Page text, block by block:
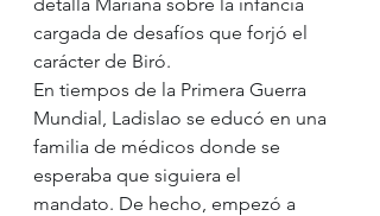
cargada de desafíos que forjó el
carácter de Biró.
En tiempos de la Primera Guerra
Mundial, Ladislao se educó en una
familia de médicos donde se
esperaba que siguiera el
mandato. De hecho, empezó a